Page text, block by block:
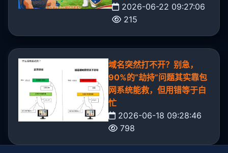
2026-06-22 09:27:06
215
域名突然打不开？别急，
90%的“劫持”问题其实靠包
网系统能救，但用错等于白
忙
2026-06-18 09:28:46
798